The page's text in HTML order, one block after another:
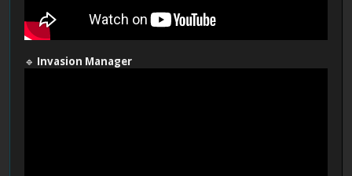
🔹 Invasion Manager